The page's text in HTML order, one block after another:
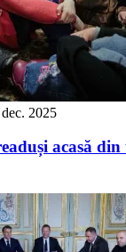
2025
acasă